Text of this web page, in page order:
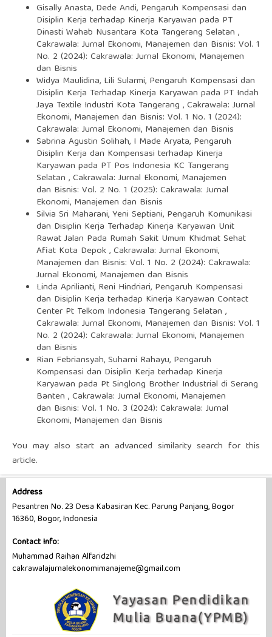
Gisally Anasta, Dede Andi, Pengaruh Kompensasi dan
Disiplin Kerja terhadap Kinerja Karyawan pada PT
Dinasti Wahab Nusantara Kota Tangerang Selatan ,
Cakrawala: Jurnal Ekonomi, Manajemen dan Bisnis: Vol. 1
No. 2 (2024): Cakrawala: Jurnal Ekonomi, Manajemen
dan Bisnis
Widya Maulidina, Lili Sularmi, Pengaruh Kompensasi dan
Disiplin Kerja Terhadap Kinerja Karyawan pada PT Indah
Jaya Textile Industri Kota Tangerang ,Cakrawala: Jurnal
Ekonomi, Manajemen dan Bisnis: Vol. 1 No. 1 (2024):
Cakrawala: Jurnal Ekonomi, Manajemen dan Bisnis
Sabrina Agustin Solihah, I Made Aryata, Pengaruh
Disiplin Kerja dan Kompensasi terhadap Kinerja
Karyawan pada PT Pos Indonesia KC Tangerang
Selatan ,Cakrawala: Jurnal Ekonomi, Manajemen
dan Bisnis: Vol. 2 No. 1 (2025): Cakrawala: Jurnal
Ekonomi, Manajemen dan Bisnis
Silvia Sri Maharani, Yeni Septiani, Pengaruh Komunikasi
dan Disiplin Kerja Terhadap Kinerja Karyawan Unit
Rawat Jalan Pada Rumah Sakit Umum Khidmat Sehat
Afiat Kota Depok,Cakrawala: Jurnal Ekonomi,
Manajemen dan Bisnis: Vol. 1 No. 2 (2024): Cakrawala:
Jurnal Ekonomi, Manajemen dan Bisnis
Linda Aprilianti, Reni Hindriari, Pengaruh Kompensasi
dan Disiplin Kerja terhadap Kinerja Karyawan Contact
Center Pt Telkom Indonesia Tangerang Selatan ,
Cakrawala: Jurnal Ekonomi, Manajemen dan Bisnis: Vol. 1
No. 2 (2024): Cakrawala: Jurnal Ekonomi, Manajemen
dan Bisnis
Rian Febriansyah, Suharni Rahayu, Pengaruh
Kompensasi dan Disiplin Kerja terhadap Kinerja
Karyawan pada Pt Singlong Brother Industrial di Serang
Banten ,Cakrawala: Jurnal Ekonomi, Manajemen
dan Bisnis: Vol. 1 No. 3 (2024): Cakrawala: Jurnal
Ekonomi, Manajemen dan Bisnis
You may also start an advanced similarity search for this
article.
Address
Pesantren No. 23 Desa Kabasiran Kec. Parung Panjang, Bogor
16360, Bogor, Indonesia
Contact Info:
Muhammad Raihan Alfaridzhi
cakrawalajurnalekonomimanajeme@gmail.com